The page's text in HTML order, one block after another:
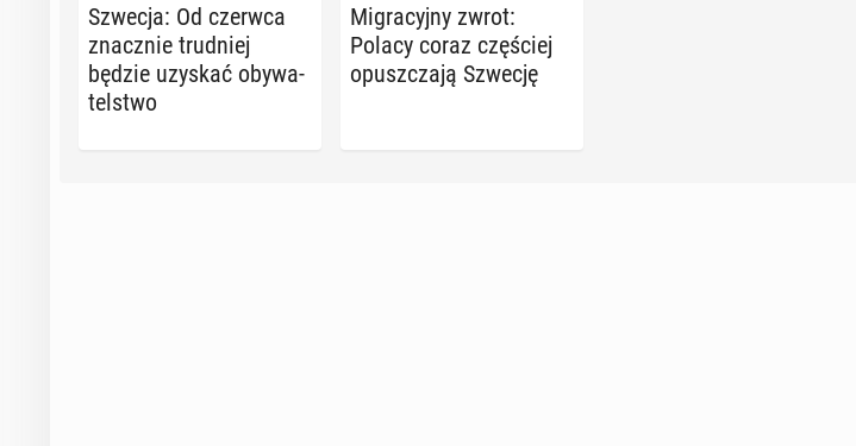
Szwecja: Od czerwca
znacz­nie trud­niej
będzie uzyskać oby­wa­
tel­stwo
Mi­gra­cyj­ny zwrot:
Polacy coraz czę­ściej
opusz­cza­ją Szwecję